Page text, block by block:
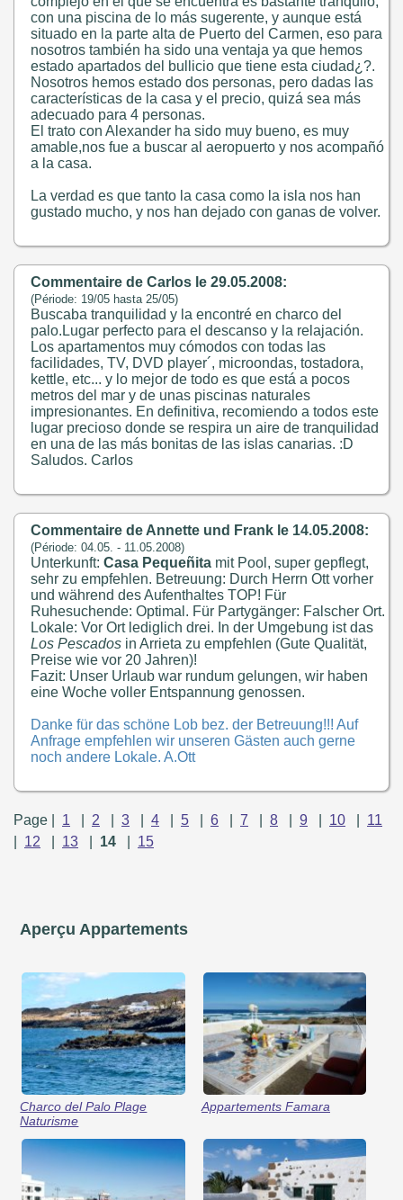
con una piscina de lo más sugerente, y aunque está
situado en la parte alta de Puerto del Carmen, eso para
nosotros también ha sido una ventaja ya que hemos
estado apartados del bullicio que tiene esta ciudad¿?.
Nosotros hemos estado dos personas, pero dadas las
características de la casa y el precio, quizá sea más
adecuado para 4 personas.
El trato con Alexander ha sido muy bueno, es muy
amable,nos fue a buscar al aeropuerto y nos acompañó
a la casa.
La verdad es que tanto la casa como la isla nos han
gustado mucho, y nos han dejado con ganas de volver.
Commentaire de Carlos le 29.05.2008:
(Période: 19/05 hasta 25/05)
Buscaba tranquilidad y la encontré en charco del
palo.Lugar perfecto para el descanso y la relajación.
Los apartamentos muy cómodos con todas las
facilidades, TV, DVD player´, microondas, tostadora,
kettle, etc... y lo mejor de todo es que está a pocos
metros del mar y de unas piscinas naturales
impresionantes. En definitiva, recomiendo a todos este
lugar precioso donde se respira un aire de tranquilidad
en una de las más bonitas de las islas canarias. :D
Saludos. Carlos
Commentaire de Annette und Frank le 14.05.2008:
(Période: 04.05. - 11.05.2008)
Unterkunft:Casa Pequeñita mit Pool, super gepflegt,
sehr zu empfehlen. Betreuung: Durch Herrn Ott vorher
und während des Aufenthaltes TOP! Für
Ruhesuchende: Optimal. Für Partygänger: Falscher Ort.
Lokale: Vor Ort lediglich drei. In der Umgebung ist das
Los Pescados in Arrieta zu empfehlen (Gute Qualität,
Preise wie vor 20 Jahren)!
Fazit: Unser Urlaub war rundum gelungen, wir haben
eine Woche voller Entspannung genossen.
Danke für das schöne Lob bez. der Betreuung!!! Auf
Anfrage empfehlen wir unseren Gästen auch gerne
noch andere Lokale. A.Ott
Page | 1 2 3 4 5 6 7 8 9 10
11
12 13 14 15
Aperçu Appartements
Charco del Palo Plage
Naturisme
Appartements Famara